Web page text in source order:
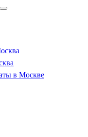
в Москве